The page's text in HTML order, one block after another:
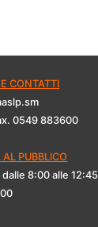
CONTATTI
0549 883600
AL PUBBLICO
8:00 alle 12:45